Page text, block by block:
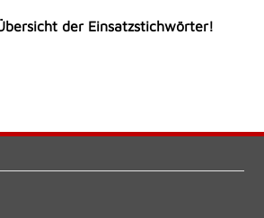
der Einsatzstichwörter!